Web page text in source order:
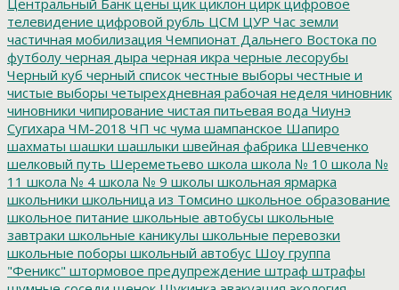
телевидение цифровой рубль ЦСМ ЦУР Час земли
частичная мобилизация Чемпионат Дальнего Востока по
футболу черная дыра черная икра черные лесорубы
Черный куб черный список честные выборы честные и
чистые выборы четырехдневная рабочая неделя чиновник
чиновники чипирование чистая питьевая вода Чиунэ
Сугихара ЧМ-2018 ЧП чс чума шампанское Шапиро
шахматы шашки шашлыки швейная фабрика Шевченко
шелковый путь Шереметьево школа школа № 10 школа №
11 школа № 4 школа № 9 школы школьная ярмарка
школьники школьница из Томсино школьное образование
школьное питание школьные автобусы школьные
завтраки школьные каникулы школьные перевозки
школьные поборы школьный автобус Шоу группа
"Феникс" штормовое предупреждение штраф штрафы